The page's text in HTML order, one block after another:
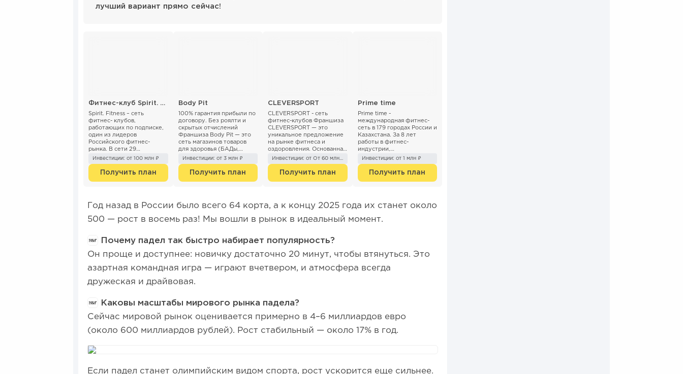
лучший вариант прямо сейчас!
Фитнес-клуб Spirit. Fitness
Spirit. Fitness – сеть
фитнес- клубов,
работающих по подписке,
один из лидеров
Российского фитнес-
рынка. В сети 29
собственных клубов в
Москве, Московской
области и Санкт-
Петербурге. Компани...
Инвестиции: от 100 млн ₽
Получить план
Body Pit
100% гарантия прибыли по
договору. Без роялти и
скрытых отчислений
Франшиза Body Pit — это
сеть магазинов товаров
для здоровья (БАДы,
спортпит). Вы работаете
по договору коммерческой
концесси...
Инвестиции: от 3 млн ₽
Получить план
CLEVERSPORT
CLEVERSPORT - сеть
фитнес-клубов Франшиза
CLEVERSPORT — это
уникальное предложение
на рынке фитнеса и
оздоровления. Основанная
спортсменами и
строителями, сеть клубов
сочетает в себе спорт, к...
Получить план
Prime time
Prime time -
международная фитнес-
сеть в 179 городах России и
Казахстана. За 8 лет
работы в фитнес-
индустрии,
международный проект
PrimeTime задал
настоящий тренд, пок...
Инвестиции: от 1 млн ₽
Получить план
Год назад в России было всего 64 корта, а к концу 2025 года их станет около
500 — рост в восемь раз! Мы вошли в рынок в идеальный момент.
Почему падел так быстро набирает популярность?
Он проще и доступнее: новичку достаточно 20 минут, чтобы втянуться. Это
азартная командная игра — играют вчетвером, и атмосфера всегда
дружеская и драйвовая.
Каковы масштабы мирового рынка падела?
Сейчас мировой рынок оценивается примерно в 4–6 миллиардов евро
(около 600 миллиардов рублей). Рост стабильный — около 17% в год.
Если падел станет олимпийским видом спорта, рост ускорится еще сильнее.